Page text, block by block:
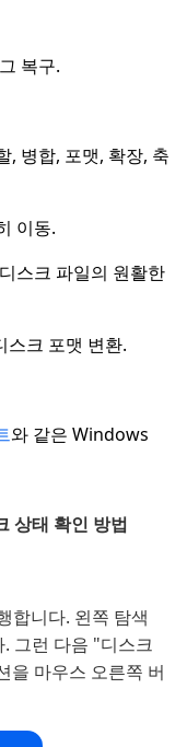
복구.
, 병합, 포맷, 확장, 축
이동.
스크 파일의 원활한
스크 포맷 변환.
와 같은 Windows
태 확인 방법
합니다. 왼쪽 탐색
그런 다음 "디스크
을 마우스 오른쪽 버